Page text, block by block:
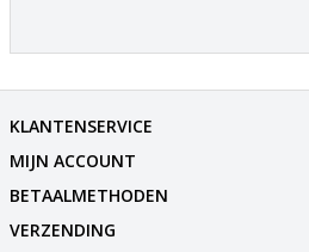
KLANTENSERVICE
MIJN ACCOUNT
BETAALMETHODEN
VERZENDING